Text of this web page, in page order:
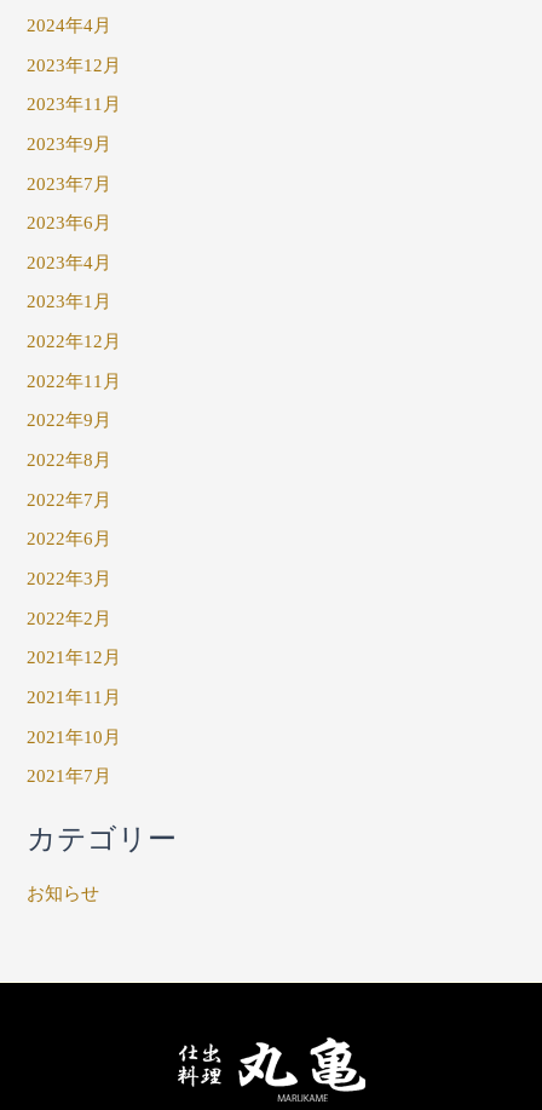
2024年4月
2023年12月
2023年11月
2023年9月
2023年7月
2023年6月
2023年4月
2023年1月
2022年12月
2022年11月
2022年9月
2022年8月
2022年7月
2022年6月
2022年3月
2022年2月
2021年12月
2021年11月
2021年10月
2021年7月
カテゴリー
お知らせ